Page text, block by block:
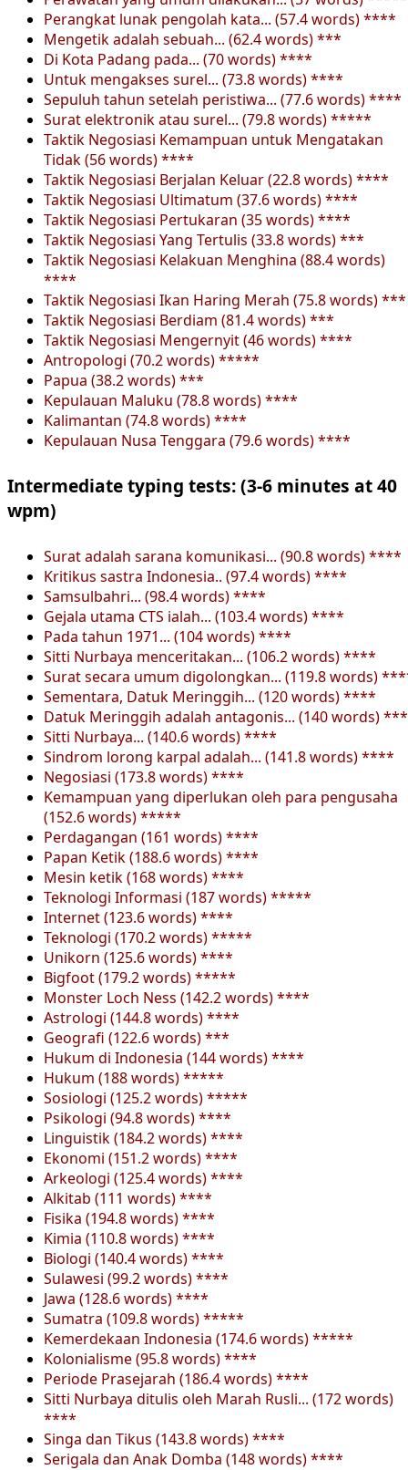
Perangkat lunak pengolah kata... (57.4 words) ****
Mengetik adalah sebuah... (62.4 words) ***
Di Kota Padang pada... (70 words) ****
Untuk mengakses surel... (73.8 words) ****
Sepuluh tahun setelah peristiwa... (77.6 words) ****
Surat elektronik atau surel... (79.8 words) *****
Taktik Negosiasi Kemampuan untuk Mengatakan
Tidak (56 words) ****
Taktik Negosiasi Berjalan Keluar (22.8 words) ****
Taktik Negosiasi Ultimatum (37.6 words) ****
Taktik Negosiasi Pertukaran (35 words) ****
Taktik Negosiasi Yang Tertulis (33.8 words) ***
Taktik Negosiasi Kelakuan Menghina (88.4 words)
****
Taktik Negosiasi Ikan Haring Merah (75.8 words) ***
Taktik Negosiasi Berdiam (81.4 words) ***
Taktik Negosiasi Mengernyit (46 words) ****
Antropologi (70.2 words) *****
Papua (38.2 words) ***
Kepulauan Maluku (78.8 words) ****
Kalimantan (74.8 words) ****
Kepulauan Nusa Tenggara (79.6 words) ****
Intermediate typing tests: (3-6 minutes at 40
wpm)
Surat adalah sarana komunikasi... (90.8 words) ****
Kritikus sastra Indonesia.. (97.4 words) ****
Samsulbahri... (98.4 words) ****
Gejala utama CTS ialah... (103.4 words) ****
Pada tahun 1971... (104 words) ****
Sitti Nurbaya menceritakan... (106.2 words) ****
Surat secara umum digolongkan... (119.8 words)
Sementara, Datuk Meringgih... (120 words) ****
Datuk Meringgih adalah antagonis... (140 words)
Sitti Nurbaya... (140.6 words) ****
Sindrom lorong karpal adalah... (141.8 words) ****
Negosiasi (173.8 words) ****
Kemampuan yang diperlukan oleh para pengusaha
(152.6 words) *****
Perdagangan (161 words) ****
Papan Ketik (188.6 words) ****
Mesin ketik (168 words) ****
Teknologi Informasi (187 words) *****
Internet (123.6 words) ****
Teknologi (170.2 words) *****
Unikorn (125.6 words) ****
Bigfoot (179.2 words) *****
Monster Loch Ness (142.2 words) ****
Astrologi (144.8 words) ****
Geografi (122.6 words) ***
Hukum di Indonesia (144 words) ****
Hukum (188 words) *****
Sosiologi (125.2 words) *****
Psikologi (94.8 words) ****
Linguistik (184.2 words) ****
Ekonomi (151.2 words) ****
Arkeologi (125.4 words) ****
Alkitab (111 words) ****
Fisika (194.8 words) ****
Kimia (110.8 words) ****
Biologi (140.4 words) ****
Sulawesi (99.2 words) ****
Jawa (128.6 words) ****
Sumatra (109.8 words) *****
Kemerdekaan Indonesia (174.6 words) *****
Kolonialisme (95.8 words) ****
Periode Prasejarah (186.4 words) ****
Sitti Nurbaya ditulis oleh Marah Rusli... (172 words)
****
Singa dan Tikus (143.8 words) ****
Serigala dan Anak Domba (148 words) ****